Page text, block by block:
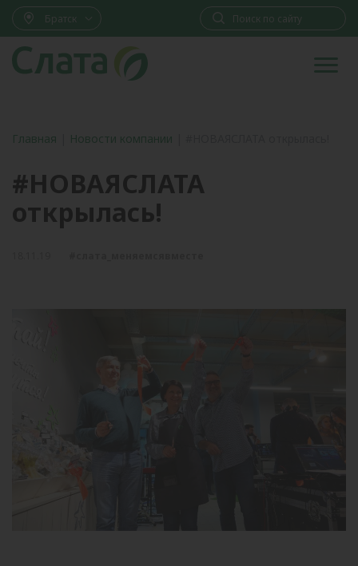
Братск
Главная Новости компании
#НОВАЯСЛАТА
открылась!